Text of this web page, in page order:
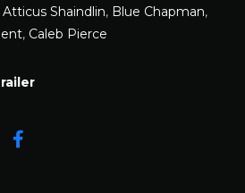
Atticus Shaindlin, Blue Chapman,
, Caleb Pierce